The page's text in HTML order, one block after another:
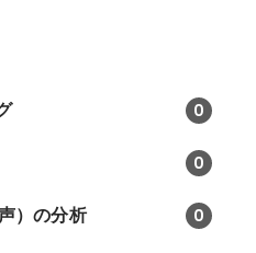
0
0
）の分析 0